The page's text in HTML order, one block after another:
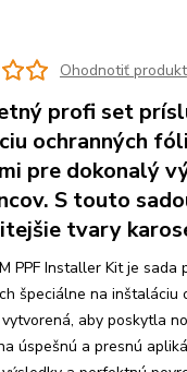
Ohodnotiť produkt
profi set
ochranných
pre dokonalý
S touto
tvary
PPF Installer Kit je
špeciálne na inštaláciu
aby poskytla
úspešnú a presnú